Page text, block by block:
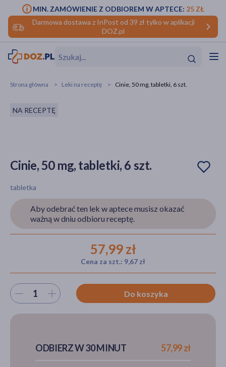
Darmowa dostawa z InPost od 39 zł tylko w aplikacji
DOZ.pl
MIN. ZAMÓWIENIE Z ODBIOREM W APTECE: 25 ZŁ
Hit
Strona główna Leki na receptę Cinie, 50 mg, tabletki, 6 szt.
NA RECEPTĘ
Cinie, 50 mg, tabletki, 6 szt.
tabletka
Aby odebrać ten lek w aptece musisz okazać
ważną w dniu odbioru receptę.
57,99 zł
Cena za szt.: 9,67 zł
Wybierz ilość Do koszyka
ODBIERZ W 30 MINUT 57,99 zł